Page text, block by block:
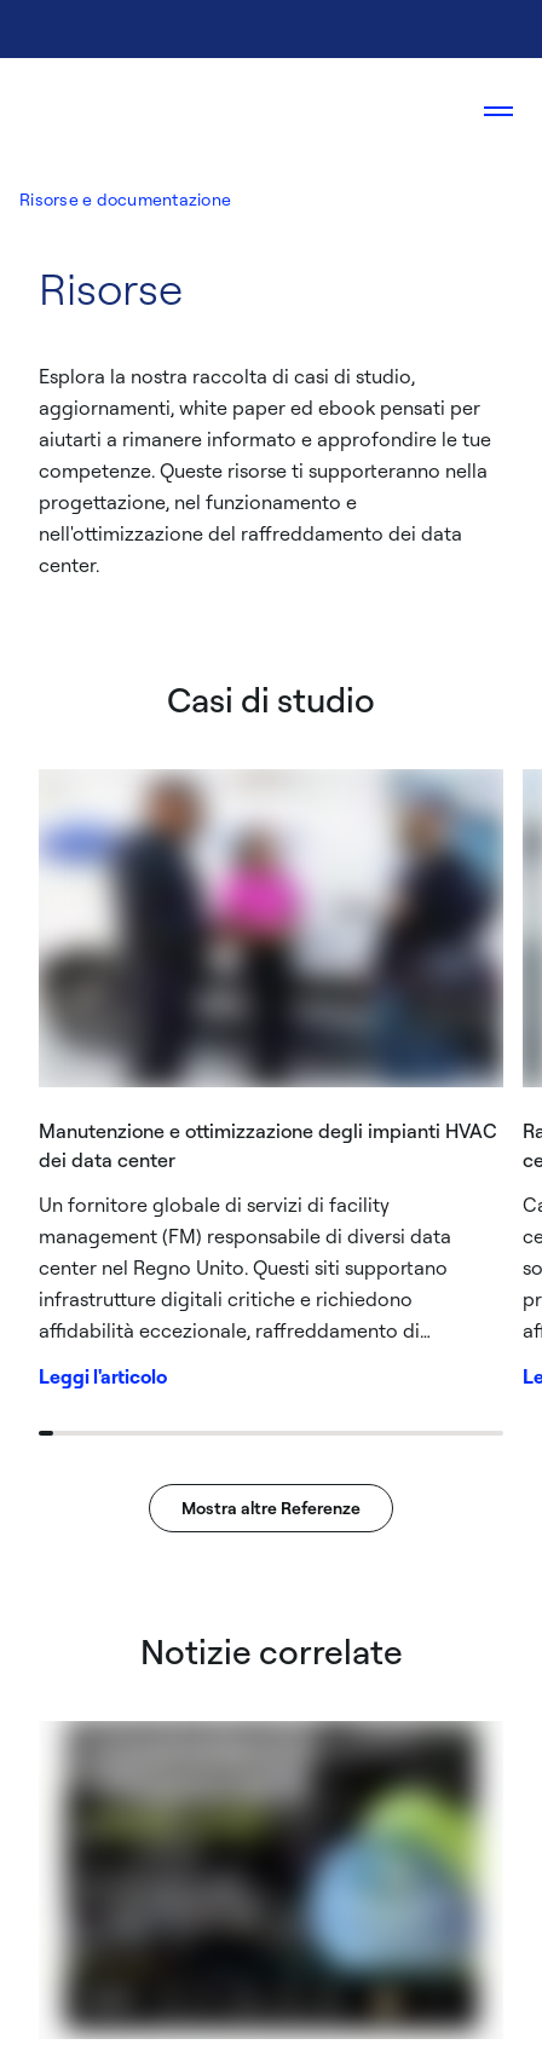
Risorse e documentazione
Risorse
Esplora la nostra raccolta di casi di studio,
aggiornamenti, white paper ed ebook pensati per
aiutarti a rimanere informato e approfondire le tue
competenze. Queste risorse ti supporteranno nella
progettazione, nel funzionamento e
nell'ottimizzazione del raffreddamento dei data
center.
Casi di studio
Manutenzione e ottimizzazione degli impianti HVAC
dei data center
Un fornitore globale di servizi di facility
management (FM) responsabile di diversi data
center nel Regno Unito. Questi siti supportano
infrastrutture digitali critiche e richiedono
affidabilità eccezionale, raffreddamento di
l'operatività. In tutto il portafoglio sono in funzione
oltre 500 impianti HVAC e meccanici, tra cui
umidificatori, ventilconvettori e raffreddatori ad
Leggi l'articolo
Mostra altre Referenze
Notizie correlate